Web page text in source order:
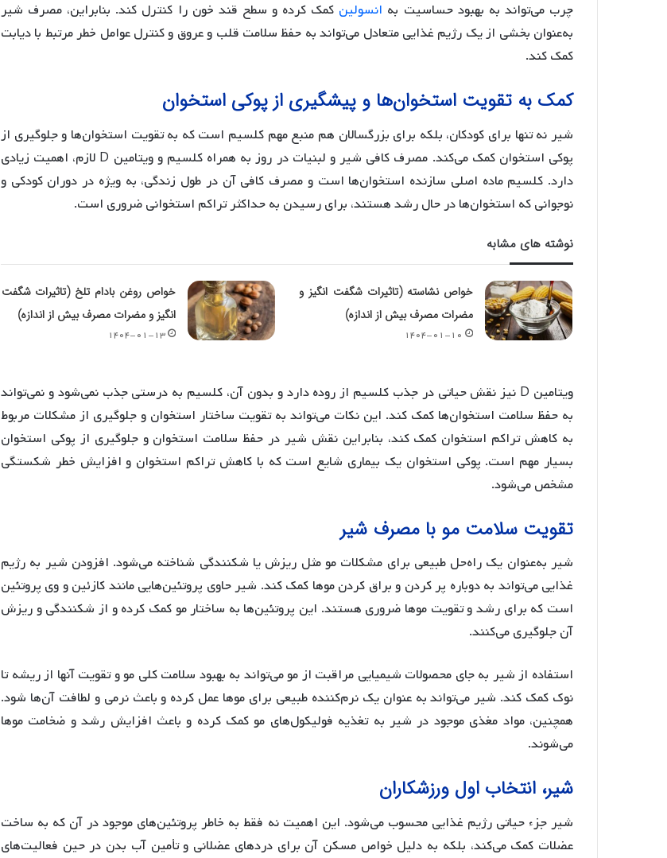
چرب می‌تواند به بهبود حساسیت به انسولین کمک کرده و سطح قند خون را کنترل کند. بنابراین، مصرف شیر
به‌عنوان بخشی از یک رژیم غذایی متعادل می‌تواند به حفظ سلامت قلب و عروق و کنترل عوامل خطر مرتبط با دیابت
کمک کند.
کمک به تقویت استخوان‌ها و پیشگیری از پوکی استخوان
شیر نه تنها برای کودکان، بلکه برای بزرگسالان هم منبع مهم کلسیم است که به تقویت استخوان‌ها و جلوگیری از
پوکی استخوان کمک می‌کند. مصرف کافی شیر و لبنیات در روز به همراه کلسیم و ویتامین D لازم، اهمیت زیادی
دارد. کلسیم ماده اصلی سازنده استخوان‌ها است و مصرف کافی آن در طول زندگی، به ویژه در دوران کودکی و
نوجوانی که استخوان‌ها در حال رشد هستند، برای رسیدن به حداکثر تراکم استخوانی ضروری است.
نوشته های مشابه
خواص نشاسته (تاثیرات شگفت انگیز و
مضرات مصرف بیش از اندازه)
۱۴۰۴-۰۱-۱۰
خواص روغن بادام تلخ (تاثیرات شگفت
انگیز و مضرات مصرف بیش از اندازه)
۱۴۰۴-۰۱-۱۳
ویتامین D نیز نقش حیاتی در جذب کلسیم از روده دارد و بدون آن، کلسیم به درستی جذب نمی‌شود و نمی‌تواند
به حفظ سلامت استخوان‌ها کمک کند. این نکات می‌تواند به تقویت ساختار استخوان و جلوگیری از مشکلات مربوط
به کاهش تراکم استخوان کمک کند، بنابراین نقش شیر در حفظ سلامت استخوان و جلوگیری از پوکی استخوان
بسیار مهم است. پوکی استخوان یک بیماری شایع است که با کاهش تراکم استخوان و افزایش خطر شکستگی
مشخص می‌شود.
تقویت سلامت مو با مصرف شیر
شیر به‌عنوان یک راه‌حل طبیعی برای مشکلات مو مثل ریزش یا شکنندگی شناخته می‌شود. افزودن شیر به رژیم
غذایی می‌تواند به دوباره پر کردن و براق کردن موها کمک کند. شیر حاوی پروتئین‌هایی مانند کازئین و وی پروتئین
است که برای رشد و تقویت موها ضروری هستند. این پروتئین‌ها به ساختار مو کمک کرده و از شکنندگی و ریزش
آن جلوگیری می‌کنند.
استفاده از شیر به جای محصولات شیمیایی مراقبت از مو می‌تواند به بهبود سلامت کلی مو و تقویت آنها از ریشه تا
نوک کمک کند. شیر می‌تواند به عنوان یک نرم‌کننده طبیعی برای موها عمل کرده و باعث نرمی و لطافت آن‌ها شود.
همچنین، مواد مغذی موجود در شیر به تغذیه فولیکول‌های مو کمک کرده و باعث افزایش رشد و ضخامت موها
می‌شوند.
شیر، انتخاب اول ورزشکاران
شیر جزء حیاتی رژیم غذایی محسوب می‌شود. این اهمیت نه فقط به خاطر پروتئین‌های موجود در آن که به ساخت
عضلات کمک می‌کند، بلکه به دلیل خواص مسکن آن برای دردهای عضلانی و تأمین آب بدن در حین فعالیت‌های